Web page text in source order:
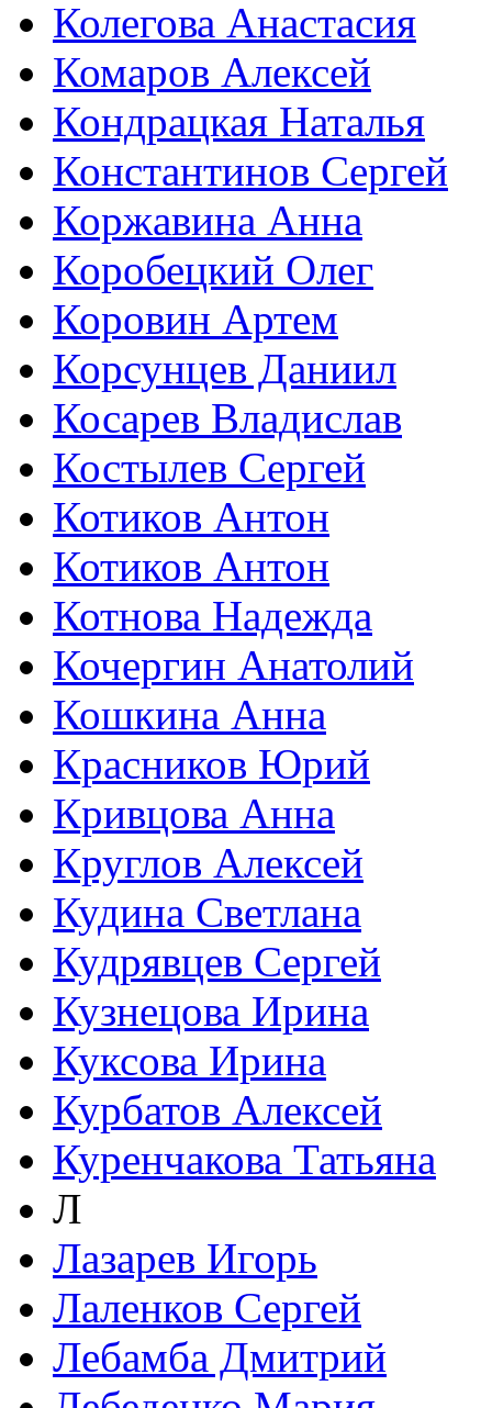
Колегова Анастасия
Комаров Алексей
Кондрацкая Наталья
Константинов Сергей
Коржавина Анна
Коробецкий Олег
Коровин Артем
Корсунцев Даниил
Косарев Владислав
Костылев Сергей
Котиков Антон
Котиков Антон
Котнова Надежда
Кочергин Анатолий
Кошкина Анна
Красников Юрий
Кривцова Анна
Круглов Алексей
Кудина Светлана
Кудрявцев Сергей
Кузнецова Ирина
Куксова Ирина
Курбатов Алексей
Куренчакова Татьяна
Л
Лазарев Игорь
Лаленков Сергей
Лебамба Дмитрий